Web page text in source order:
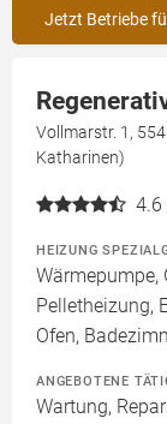
Jetzt Betriebe
Vollmarstr. 1,
Katharinen)
4.6
HEIZUNG
Wärmepumpe,
Pelletheizung,
Ofen,
ANGEBOTENE
Wartung,